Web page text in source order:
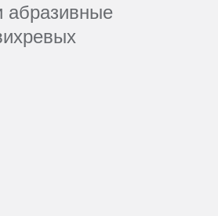
абразивные